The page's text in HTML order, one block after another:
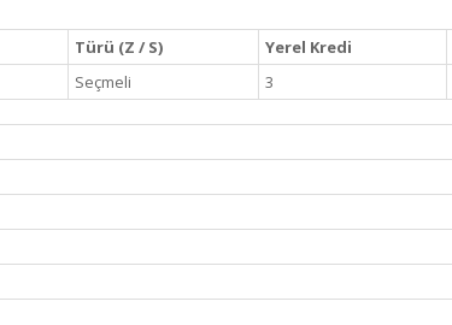
Türü (Z / S) Yerel Kredi
Seçmeli 3